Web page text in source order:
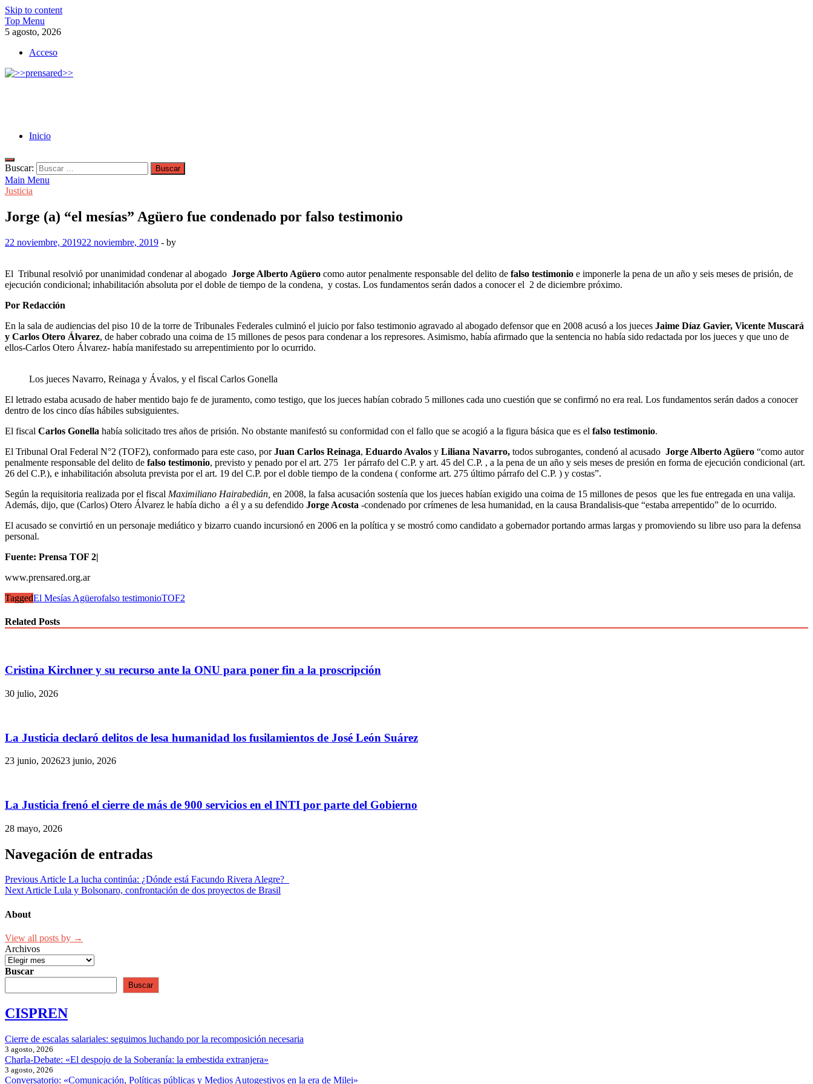
Skip to content
Top Menu
5 agosto, 2026
Acceso
Inicio
Buscar:
Main Menu
Justicia
Jorge (a) “el mesías” Agüero fue condenado por falso testimonio
22 noviembre, 201922 noviembre, 2019 - by
El Tribunal resolvió por unanimidad condenar al abogado Jorge Alberto Agüero como autor penalmente responsable del delito de falso testimonio e imponerle la pena de un año y seis meses de prisión, de
ejecución condicional; inhabilitación absoluta por el doble de tiempo de la condena, y costas. Los fundamentos serán dados a conocer el 2 de diciembre próximo.
Por Redacción
En la sala de audiencias del piso 10 de la torre de Tribunales Federales culminó el juicio por falso testimonio agravado al abogado defensor que en 2008 acusó a los jueces Jaime Díaz Gavier, Vicente Muscará
y Carlos Otero Álvarez, de haber cobrado una coima de 15 millones de pesos para condenar a los represores. Asimismo, había afirmado que la sentencia no había sido redactada por los jueces y que uno de
ellos-Carlos Otero Álvarez- había manifestado su arrepentimiento por lo ocurrido.
Los jueces Navarro, Reinaga y Ávalos, y el fiscal Carlos Gonella
El letrado estaba acusado de haber mentido bajo fe de juramento, como testigo, que los jueces habían cobrado 5 millones cada uno cuestión que se confirmó no era real. Los fundamentos serán dados a conocer
dentro de los cinco días hábiles subsiguientes.
El fiscal Carlos Gonella había solicitado tres años de prisión. No obstante manifestó su conformidad con el fallo que se acogió a la figura básica que es el falso testimonio.
El Tribunal Oral Federal N°2 (TOF2), conformado para este caso, porJuan Carlos Reinaga, Eduardo Avalos y Liliana Navarro, todos subrogantes, condenó al acusado Jorge Alberto Agüero “como autor
penalmente responsable del delito de falso testimonio, previsto y penado por el art. 275 1er párrafo del C.P. y art. 45 del C.P. , a la pena de un año y seis meses de presión en forma de ejecución condicional (art.
26 del C.P.), e inhabilitación absoluta prevista por el art. 19 del C.P. por el doble tiempo de la condena ( conforme art. 275 último párrafo del C.P. ) y costas”.
Según la requisitoria realizada por el fiscal Maximiliano Hairabedián, en 2008, la falsa acusación sostenía que los jueces habían exigido una coima de 15 millones de pesos que les fue entregada en una valija.
Además, dijo, que (Carlos) Otero Álvarez le había dicho a él y a su defendido Jorge Acosta -condenado por crímenes de lesa humanidad, en la causa Brandalisis-que “estaba arrepentido” de lo ocurrido.
El acusado se convirtió en un personaje mediático y bizarro cuando incursionó en 2006 en la política y se mostró como candidato a gobernador portando armas largas y promoviendo su libre uso para la defensa
personal.
Fuente: Prensa TOF 2|
www.prensared.org.ar
TaggedEl Mesías Agüerofalso testimonioTOF2
Related Posts
Cristina Kirchner y su recurso ante la ONU para poner fin a la proscripción
30 julio, 2026
La Justicia declaró delitos de lesa humanidad los fusilamientos de José León Suárez
23 junio, 202623 junio, 2026
La Justicia frenó el cierre de más de 900 servicios en el INTI por parte del Gobierno
28 mayo, 2026
Navegación de entradas
Previous Article La lucha continúa: ¿Dónde está Facundo Rivera Alegre?
Next Article Lula y Bolsonaro, confrontación de dos proyectos de Brasil
About
View all posts by →
Archivos
Buscar
Buscar
CISPREN
Cierre de escalas salariales: seguimos luchando por la recomposición necesaria
3 agosto, 2026
Charla-Debate: «El despojo de la Soberanía: la embestida extranjera»
3 agosto, 2026
Conversatorio: «Comunicación, Políticas públicas y Medios Autogestivos en la era de Milei»